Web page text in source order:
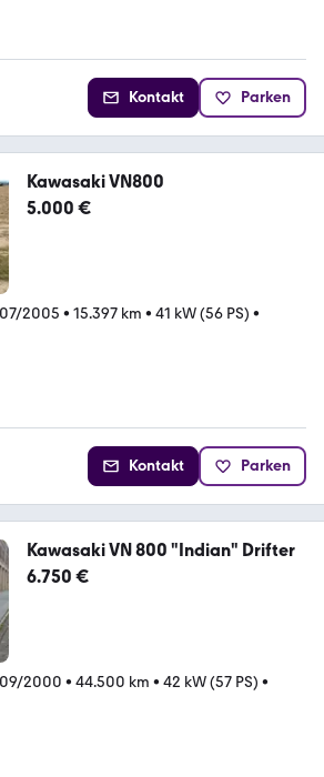
Kontakt Parken
Kawasaki VN800
5.000 €
2005 • 15.397 km • 41 kW (56 PS) •
Kontakt Parken
Kawasaki VN 800 "Indian" Drifter
6.750 €
09/2000 • 44.500 km • 42 kW (57 PS) •